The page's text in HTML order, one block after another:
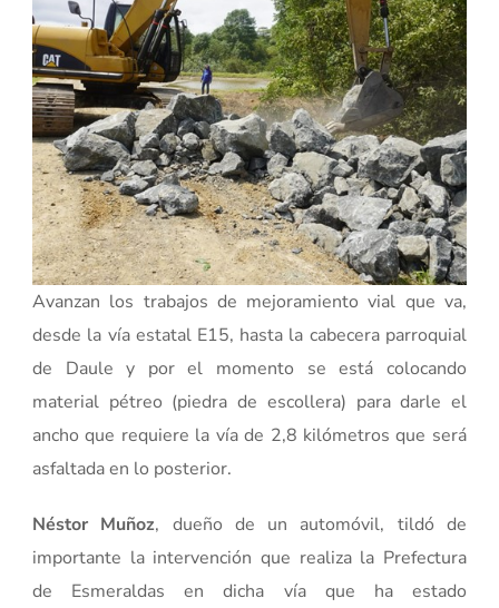
Avanzan los trabajos de mejoramiento vial que va,
desde la vía estatal E15, hasta la cabecera parroquial
de Daule y por el momento se está colocando
material pétreo (piedra de escollera) para darle el
ancho que requiere la vía de 2,8 kilómetros que será
asfaltada en lo posterior.
Néstor Muñoz, dueño de un automóvil, tildó de
importante la intervención que realiza la Prefectura
de Esmeraldas en dicha vía que ha estado